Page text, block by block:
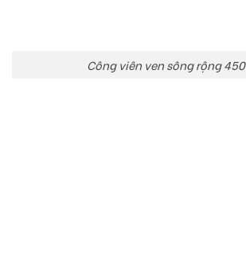
Công viên ven sông rộng